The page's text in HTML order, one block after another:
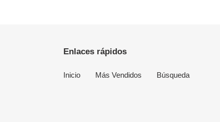
Enlaces rápidos
Inicio Más Vendidos Búsqueda